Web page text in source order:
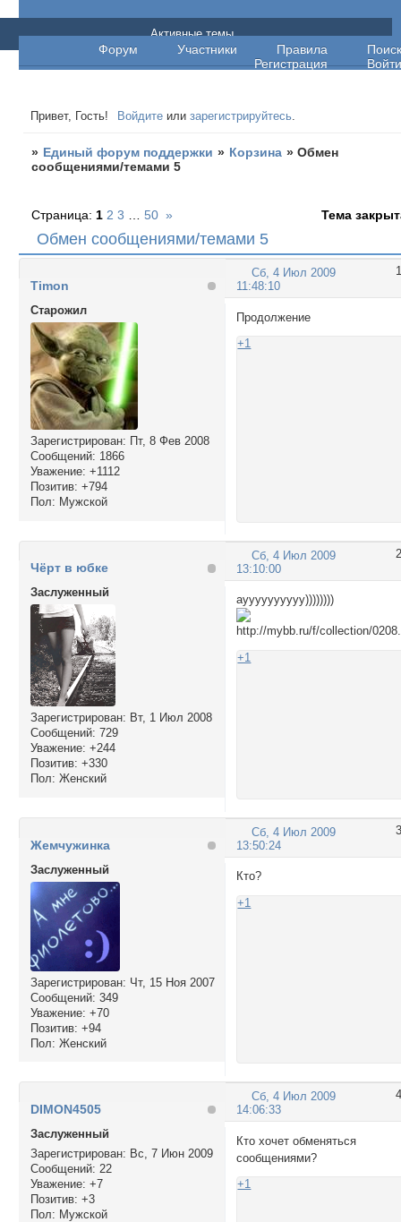
Единый форум поддержки
Форум Участники Правила
Поиск
Регистрация
Войти
Активные темы
Привет, Гость! Войдите илизарегистрируйтесь.
» Единый форум поддержки » Корзина »Обмен
сообщениями/темами 5
Обмен сообщениями/темами 5
Страница: 1 2 3 50 » Тема
1
Сб, 4 Июл 2009
11:48:10
Timon
Cтарожил
Зарегистрирован: Пт, 8 Фев 2008
Сообщений: 1866
Уважение: +1112
Позитив: +794
Пол: Мужской
Продолжение
+1
2
Сб, 4 Июл 2009
13:10:00
Чёрт в юбке
Заслуженный
Зарегистрирован: Вт, 1 Июл 2008
Сообщений: 729
Уважение: +244
Позитив: +330
Пол: Женский
ауууууууууу))))))))
+1
3
Сб, 4 Июл 2009
13:50:24
Жемчужинка
Заслуженный
Зарегистрирован: Чт, 15 Ноя 2007
Сообщений: 349
Уважение: +70
Позитив: +94
Пол: Женский
Кто?
+1
4
Сб, 4 Июл 2009
14:06:33
DIMON4505
Заслуженный
Зарегистрирован: Вс, 7 Июн 2009
Сообщений: 22
Уважение: +7
Позитив: +3
Пол: Мужской
Кто хочет обменяться
сообщениями?
+1